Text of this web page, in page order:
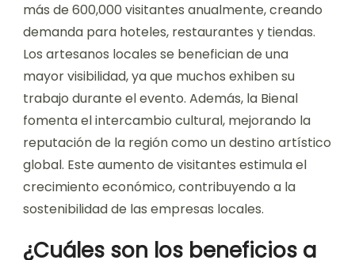
más de 600,000 visitantes anualmente, creando
demanda para hoteles, restaurantes y tiendas.
Los artesanos locales se benefician de una
mayor visibilidad, ya que muchos exhiben su
trabajo durante el evento. Además, la Bienal
fomenta el intercambio cultural, mejorando la
reputación de la región como un destino artístico
global. Este aumento de visitantes estimula el
crecimiento económico, contribuyendo a la
sostenibilidad de las empresas locales.
¿Cuáles son los beneficios a